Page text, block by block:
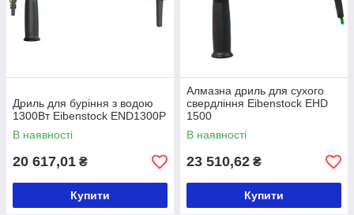
Дриль для буріння з водою
1300Вт Eibenstock END1300P
В наявності
20 617,01 ₴
Купити
Алмазна дриль для сухого
свердління Eibenstock EHD
1500
В наявності
23 510,62 ₴
Купити